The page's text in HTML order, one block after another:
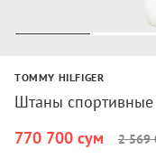
TOMMY HILFIGER
Штаны спортивные
770 700 сум
2 569